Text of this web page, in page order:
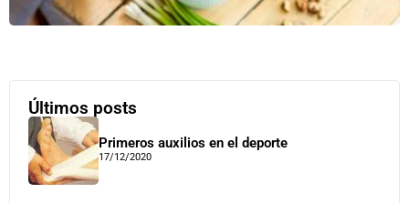
Últimos posts
Primeros auxilios en el deporte
17/12/2020